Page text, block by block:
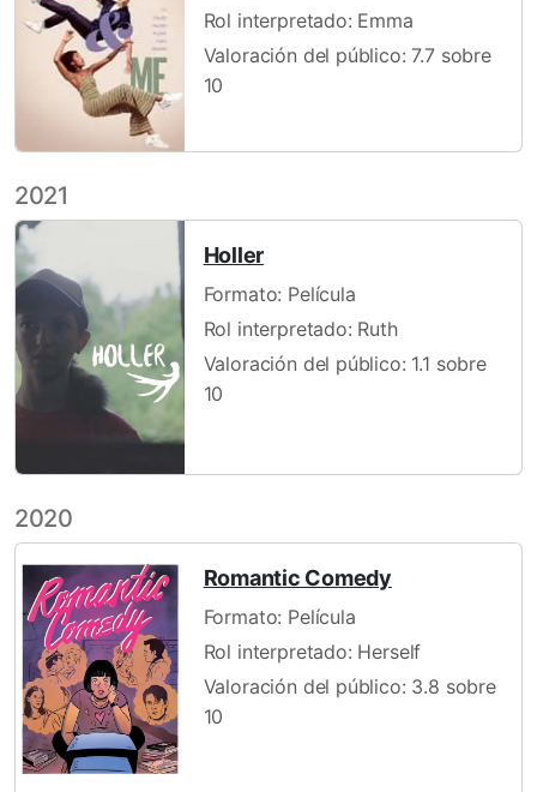
Rol interpretado: Emma
Valoración del público: 7.7 sobre
10
2021
Holler
Formato: Película
Rol interpretado: Ruth
Valoración del público: 1.1 sobre
10
2020
Romantic Comedy
Formato: Película
Rol interpretado: Herself
Valoración del público: 3.8 sobre
10